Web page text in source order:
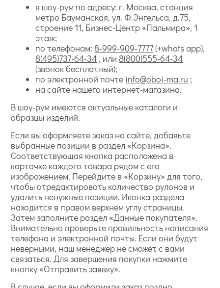
в шоу-рум по адресу: г. Москва, станция
метро Бауманская, ул. Ф.Энгельса, д.75,
строение 11, Бизнес-Центр «Пальмира», 1
этаж;
по телефонам: 8-999-909-7777(+whats app),
8(495)737-64-34 , или 8(800)555-64-34
(звонок бесплатный);
по электронной почте info@oboi-ma.ru ;
на сайте нашего интернет-магазина.
В шоу-рум имеются актуальные каталоги и
образцы изделий.
Если вы оформляете заказ на сайте, добавьте
выбранные позиции в раздел «Корзина».
Соответствующая кнопка расположена в
карточке каждого товара рядом с его
изображением. Перейдите в «Корзину» для того,
чтобы отредактировать количество рулонов и
удалить ненужные позиции. Иконка раздела
находится в правом верхнем углу страницы.
Затем заполните раздел «Данные покупателя».
Внимательно проверьте правильность написания
телефона и электронной почты. Если они будут
неверными, наш менеджер не сможет с вами
связаться. Для завершения покупки нажмите
кнопку «Отправить заявку».